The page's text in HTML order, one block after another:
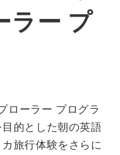
ラー プ
ローラー プログラ
的とした朝の英語
旅行体験をさらに